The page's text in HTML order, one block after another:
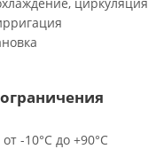
-10°C до +90°C